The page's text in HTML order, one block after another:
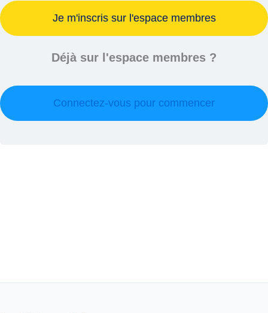
Je m'inscris sur l'espace membres
Déjà sur l'espace membres ?
Connectez-vous pour commencer